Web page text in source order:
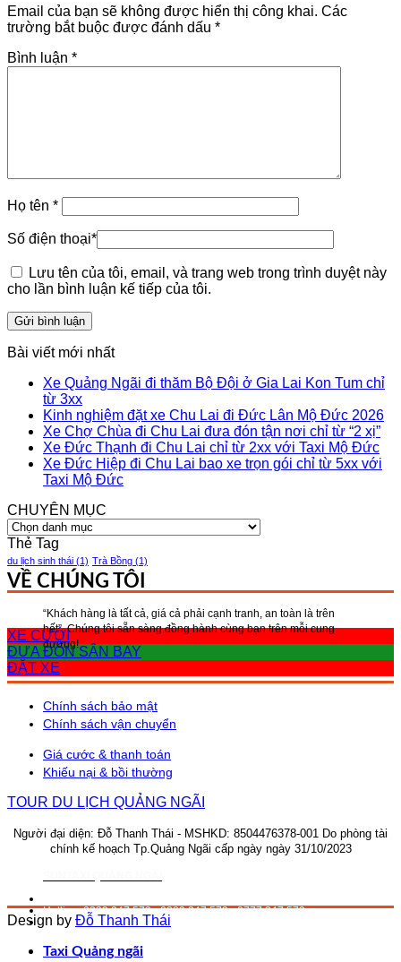
Email của bạn sẽ không được hiển thị công khai. Các
trường bắt buộc được đánh dấu *
Bình luận *
Họ tên *
Số điện thoại*
Lưu tên của tôi, email, và trang web trong trình duyệt này
cho lần bình luận kế tiếp của tôi.
Bài viết mới nhất
Xe Quảng Ngãi đi thăm Bộ Đội ở Gia Lai Kon Tum chỉ
từ 3xx
Kinh nghiệm đặt xe Chu Lai đi Đức Lân Mộ Đức 2026
Xe Chợ Chùa đi Chu Lai đưa đón tận nơi chỉ từ “2 xị”
Xe Đức Thạnh đi Chu Lai chỉ từ 2xx với Taxi Mộ Đức
Xe Đức Hiệp đi Chu Lai bao xe trọn gói chỉ từ 5xx với
Taxi Mộ Đức
CHUYÊN MỤC
CHUYÊN
MỤC
Thẻ Tag
du lịch sinh thái (1) Trà Bồng (1)
VỀ CHÚNG TÔI
“Khách hàng là tất cả, giá cả phải cạnh tranh, an toàn là trên
hết”, Chúng tôi sẵn sàng đồng hành cùng bạn trên mỗi cung
đường!
XE CƯỚI
ĐƯA ĐÓN SÂN BAY
ĐẶT XE
Chính sách bảo mật
Chính sách vận chuyển
Giá cước & thanh toán
Khiếu nại & bồi thường
TOUR DU LỊCH QUẢNG NGÃI
Người đại diện: Đỗ Thanh Thái - MSHKD: 8504476378-001 Do phòng tài
chính kế hoạch Tp.Quảng Ngãi cấp ngày ngày 31/10/2023
Hotline: 0339.247.579 - 0889.247.579 - 0777.247.579
Email: ad.suntaxiquangngai@gmail.com
Design by Đỗ Thanh Thái
Taxi Quảng ngãi